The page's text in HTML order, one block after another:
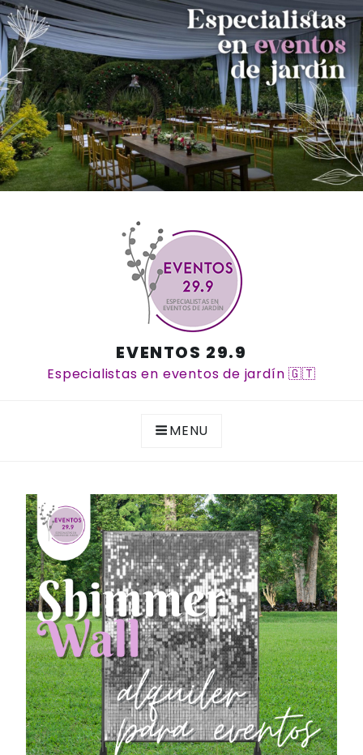
EVENTOS 29.9
Especialistas en eventos de jardín 🇬🇹
MENU